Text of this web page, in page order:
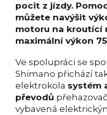
pocit z jízdy.
můžete navýšit
motoru na kroutící
maximální výkon
Ve spolupráci se
Shimano přichází
elektrokola systém
převodů
vybavená